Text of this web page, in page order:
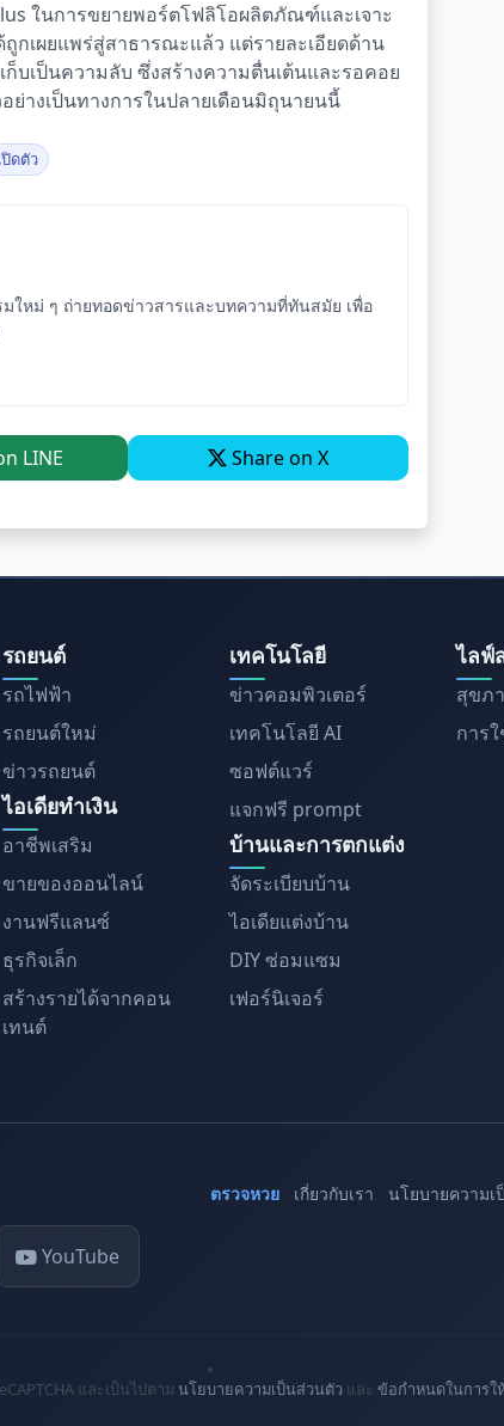
ในการขยายพอร์ตโฟลิโอผลิตภัณฑ์และเจาะ
กเผยแพร่สู่สาธารณะแล้ว แต่รายละเอียดด้าน
บเป็นความลับ ซึ่งสร้างความตื่นเต้นและรอคอย
างเป็นทางการในปลายเดือนมิถุนายนนี้
ปิดตัว
ใหม่ ๆ ถ่ายทอดข่าวสารและบทความที่ทันสมัย เพื่อ
LINE Share on X
รถยนต์
รถไฟฟ้า
รถยนต์ใหม่
ข่าวรถยนต์
ไอเดียทำเงิน
อาชีพเสริม
ขายของออนไลน์
งานฟรีแลนซ์
ธุรกิจเล็ก
สร้างรายได้จากคอน
เทนต์
เทคโนโลยี
ข่าวคอมพิวเตอร์
เทคโนโลยี AI
ซอฟต์แวร์
แจกฟรี prompt
บ้านและการตกแต่ง
จัดระเบียบบ้าน
ไอเดียแต่งบ้าน
DIY ซ่อมแซม
เฟอร์นิเจอร์
ไลฟ์
สุขภ
การ
ตรวจหวย เกี่ยวกับเรา นโยบายความ
YouTube
และเป็นไปตาม นโยบายความเป็นส่วนตัว และ ข้อกำหนดในการใ